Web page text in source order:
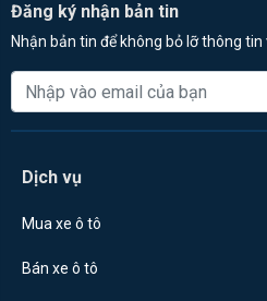
Đăng ký nhận bản tin
Nhận bản tin để không bỏ lỡ thông
Dịch vụ
Mua xe ô tô
Bán xe ô tô